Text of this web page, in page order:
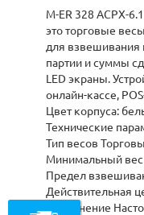
M-ER 328 ACPX-
это торговые
для взвешивания
партии и суммы
LED экраны.
онлайн-кассе,
Цвет корпуса:
Технические
Тип весов
Минимальный вес
Предел
Действительная
Исполнение